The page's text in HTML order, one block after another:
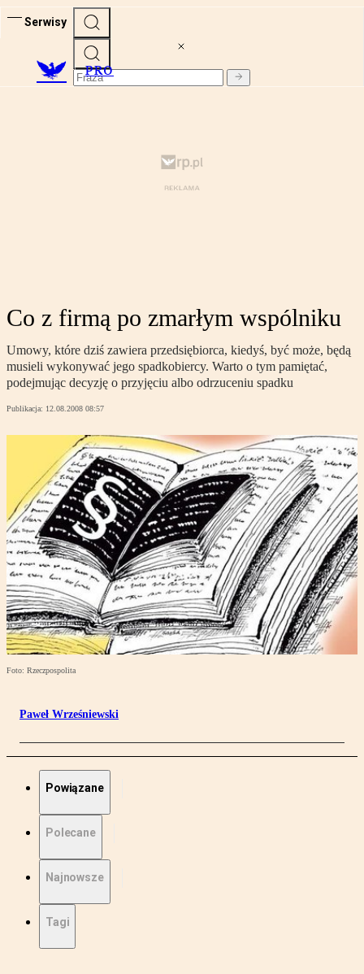
Serwisy
PRO
Co z firmą po zmarłym wspólniku
Umowy, które dziś zawiera przedsiębiorca, kiedyś, być może, będą
musieli wykonywać jego spadkobiercy. Warto o tym pamiętać,
podejmując decyzję o przyjęciu albo odrzuceniu spadku
Publikacja: 12.08.2008 08:57
Foto: Rzeczpospolita
Paweł Wrześniewski
Powiązane
Polecane
Najnowsze
Tagi